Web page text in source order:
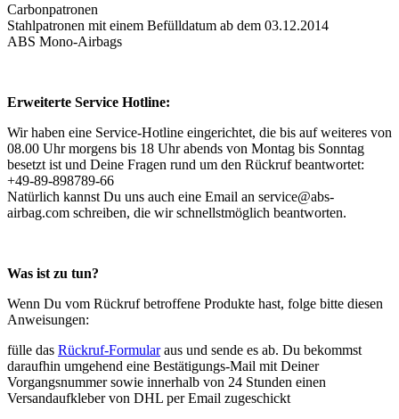
Carbonpatronen
Stahlpatronen mit einem Befülldatum ab dem 03.12.2014
ABS Mono-Airbags
Erweiterte Service Hotline:
Wir haben eine Service-Hotline eingerichtet, die bis auf weiteres von
08.00 Uhr morgens bis 18 Uhr abends von Montag bis Sonntag
besetzt ist und Deine Fragen rund um den Rückruf beantwortet:
+49-89-898789-66
Natürlich kannst Du uns auch eine Email an service@abs-
airbag.com schreiben, die wir schnellstmöglich beantworten.
Was ist zu tun?
Wenn Du vom Rückruf betroffene Produkte hast, folge bitte diesen
Anweisungen:
fülle das Rückruf-Formularaus und sende es ab. Du bekommst
daraufhin umgehend eine Bestätigungs-Mail mit Deiner
Vorgangsnummer sowie innerhalb von 24 Stunden einen
Versandaufkleber von DHL per Email zugeschickt